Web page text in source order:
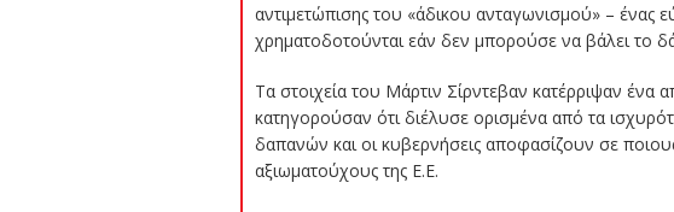
αντιμετώπισης του «άδικου ανταγωνισμού» – ένας
χρηματοδοτούνται εάν δεν μπορούσε να βάλει το
Τα στοιχεία του Μάρτιν Σίρντεβαν κατέρριψαν ένα
κατηγορούσαν ότι διέλυσε ορισμένα από τα
δαπανών και οι κυβερνήσεις αποφασίζουν σε
αξιωματούχους της Ε.Ε.